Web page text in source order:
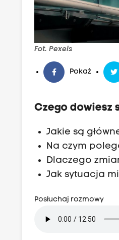
Fot. Pexels
Pokaż
Czego dowiesz
Jakie są
Na czym
Dlaczego
Jak sytuacja
Posłuchaj rozmowy